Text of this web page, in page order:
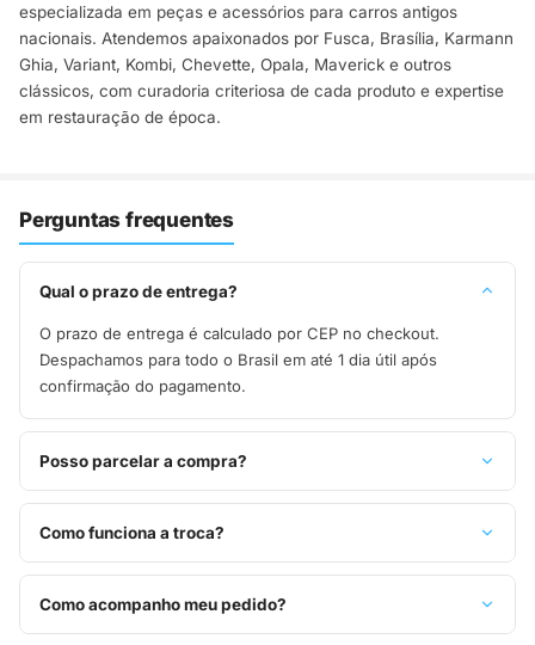
especializada em peças e acessórios para carros antigos
nacionais. Atendemos apaixonados por Fusca, Brasília, Karmann
Ghia, Variant, Kombi, Chevette, Opala, Maverick e outros
clássicos, com curadoria criteriosa de cada produto e expertise
em restauração de época.
Perguntas frequentes
Qual o prazo de entrega?
O prazo de entrega é calculado por CEP no checkout.
Despachamos para todo o Brasil em até 1 dia útil após
confirmação do pagamento.
Posso parcelar a compra?
Sim, parcelamos em até 10x sem juros no cartão de crédito,
ou pague à vista no Pix com 8% de desconto.
Como funciona a troca?
Você tem 7 dias após o recebimento para solicitar troca.
Basta entrar em contato pelo WhatsApp ou e-mail.
Como acompanho meu pedido?